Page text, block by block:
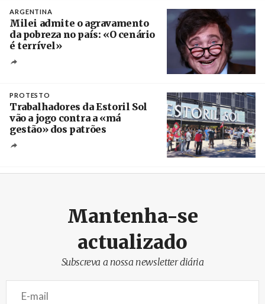
ARGENTINA
Milei admite o agravamento
da pobreza no país: «O cenário
é terrível»
PROTESTO
Trabalhadores da Estoril Sol
vão a jogo contra a «má
gestão» dos patrões
Mantenha-se
actualizado
Subscreva a nossa newsletter diária